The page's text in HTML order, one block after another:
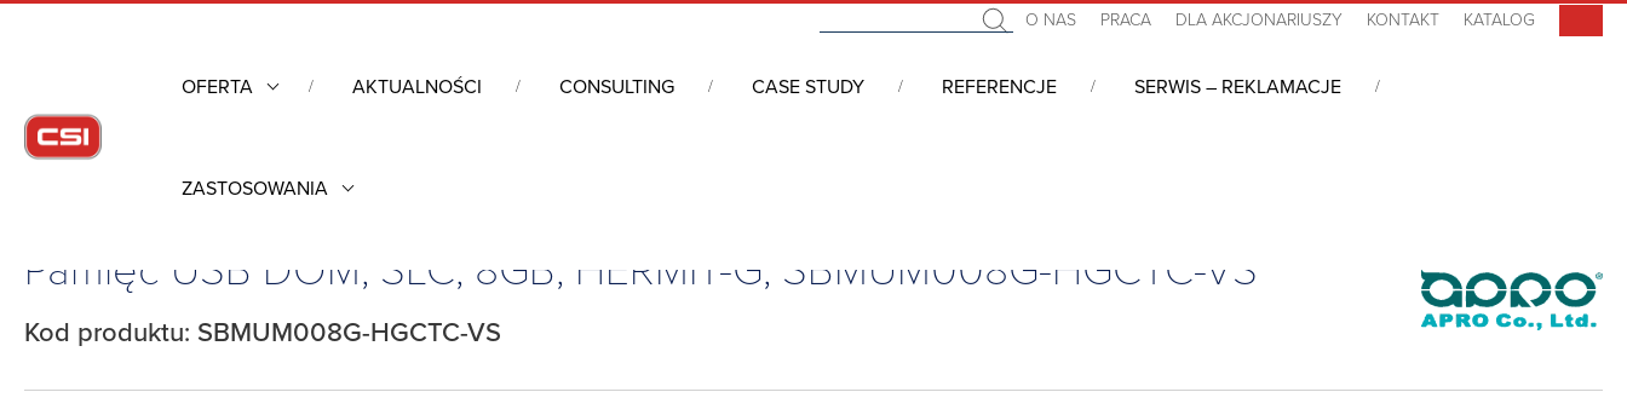
O NAS PRACA DLA AKCJONARIUSZY KONTAKT KATALOG
OFERTA AKTUALNOŚCI CONSULTING CASE STUDY REFERENCJE SERWIS – REKLAMACJE
ZASTOSOWANIA
Industrial Flash /
Pamięć USB DOM, SLC, 8GB, HERMIT-G, SBMUM008G-HGCTC-VS
Kod produktu: SBMUM008G-HGCTC-VS